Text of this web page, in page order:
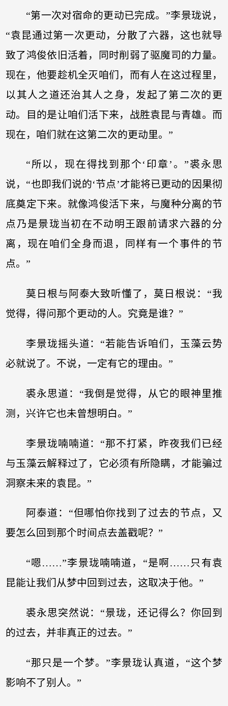
“第一次对宿命的更动已完成。”李景珑说，
“袁昆通过第一次更动，分散了六器，这也就导
致了鸿俊依旧活着，同时削弱了驱魔司的力量。
现在，他要趁机全灭咱们，而有人在这过程里，
以其人之道还治其人之身，发起了第二次的更
动。目的是让咱们活下来，战胜袁昆与青雄。而
现在，咱们就在这第二次的更动里。”
“所以，现在得找到那个‘印章’。”裘永思
说，“也即我们说的‘节点’才能将已更动的因果彻
底奠定下来。就像鸿俊活下来，与魔种分离的节
点乃是景珑当初在不动明王跟前请求六器的分
离，现在咱们全身而退，同样有一个事件的节
点。”
莫日根与阿泰大致听懂了，莫日根说：“我
觉得，得问那个更动的人。究竟是谁？”
李景珑摇头道：“若能告诉咱们，玉藻云势
必就说了。不说，一定有它的理由。”
裘永思道：“我倒是觉得，从它的眼神里推
测，兴许它也未曾想明白。”
李景珑喃喃道：“那不打紧，昨夜我们已经
与玉藻云解释过了，它必须有所隐瞒，才能骗过
洞察未来的袁昆。”
阿泰道：“但哪怕你找到了过去的节点，又
要怎么回到那个时间点去盖戳呢？”
“嗯……”李景珑喃喃道，“是啊……只有袁
昆能让我们从梦中回到过去，这取决于他。”
裘永思突然说：“景珑，还记得么？你回到
的过去，并非真正的过去。”
“那只是一个梦。”李景珑认真道，“这个梦
影响不了别人。”